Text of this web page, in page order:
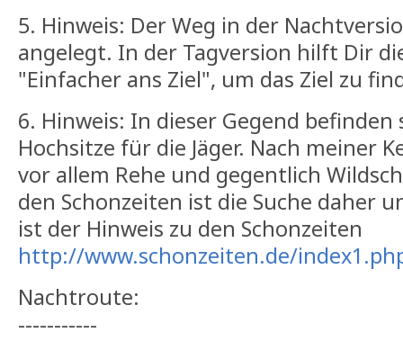
5. Hinweis: Der Weg in der
angelegt. In der Tagversion hilft Dir
"Einfacher ans Ziel", um das Ziel zu
6. Hinweis: In dieser Gegend befinden
Hochsitze für die Jäger. Nach meiner
vor allem Rehe und gegentlich
den Schonzeiten ist die Suche daher
ist der Hinweis zu den Schonzeiten
http://www.schonzeiten.de/
Nachtroute:
-----------